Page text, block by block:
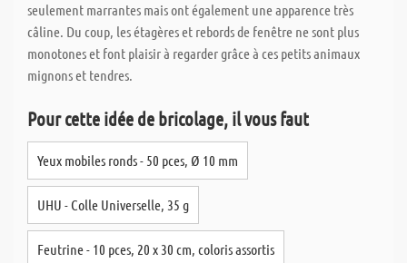
seulement marrantes mais ont également une apparence très
câline. Du coup, les étagères et rebords de fenêtre ne sont plus
monotones et font plaisir à regarder grâce à ces petits animaux
mignons et tendres.
Pour cette idée de bricolage, il vous faut
Yeux mobiles ronds - 50 pces, Ø 10 mm
UHU - Colle Universelle, 35 g
Feutrine - 10 pces, 20 x 30 cm, coloris assortis